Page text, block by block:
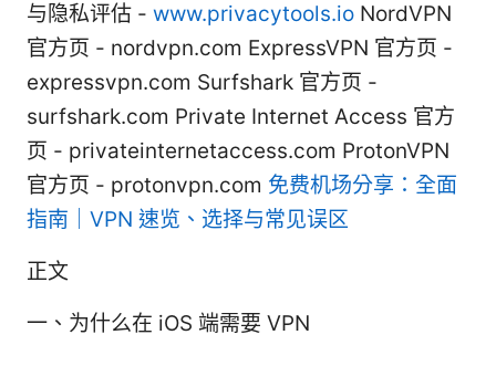
与隐私评估 - www.privacytools.io NordVPN
官方页 - nordvpn.com ExpressVPN 官方页 -
expressvpn.com Surfshark 官方页 -
surfshark.com Private Internet Access 官方
页 - privateinternetaccess.com ProtonVPN
官方页 - protonvpn.com 免费机场分享：全面
指南｜VPN 速览、选择与常见误区
正文
一、为什么在 iOS 端需要 VPN